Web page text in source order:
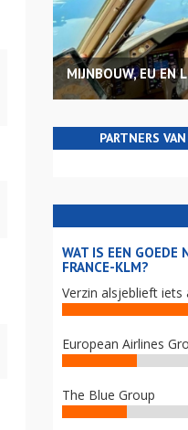
MIJNBOUW, EU EN
PARTNERS
WAT IS EEN GOEDE
FRANCE-KLM?
Verzin alsjeblieft iets
European Airlines
The Blue Group